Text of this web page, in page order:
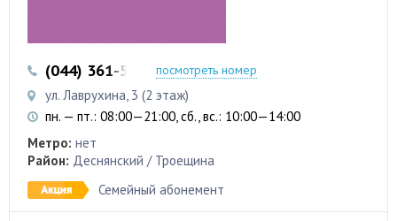
(044) 361-53-35 (067) 196-21-15
посмотреть номер
ул. Лаврухина, 3 (2 этаж)
пн. — пт.: 08:00—21:00, сб., вс.: 10:00—14:00
Метро: нет
Район: Деснянский / Троещина
Семейный абонемент